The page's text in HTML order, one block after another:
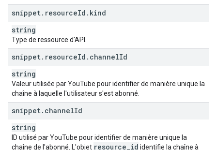
snippet. resourceId . kind
string
Type de ressource d'API.
snippet. resourceId . channelId
string
Valeur utilisée par YouTube pour identifier de manière unique la
chaîne à laquelle l'utilisateur s'est abonné.
snippet. channelId
string
ID utilisé par YouTube pour identifier de manière unique la
chaîne de l'abonné. L'objet resource id identifie la chaîne à